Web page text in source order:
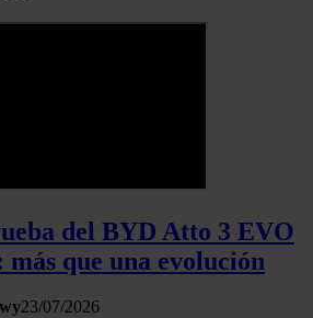
del BYD Atto 3 EVO
más que una evolución
23/07/2026